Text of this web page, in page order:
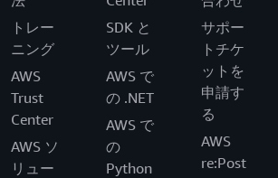
スの要件と目的を決定し、
NIST
Framework (CSF)や ISO
などの業
クを検討します。
トレー
ニング
AWS
Trust
Center
AWS ソ
リュー
SDK と
ツール
AWS で
の .NET
AWS で
の
Python
サポー
トチケ
ットを
申請す
る
AWS
re:Post